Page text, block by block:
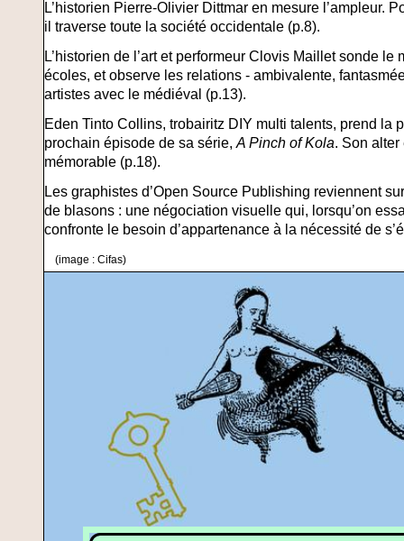
L’historien Pierre-Olivier Dittmar en mesure l’ampleur.
il traverse toute la société occidentale (p.8).
L’historien de l’art et performeur Clovis Maillet sonde le
écoles, et observe les relations - ambivalente,
artistes avec le médiéval (p.13).
Eden Tinto Collins, trobairitz DIY multi talents, prend la
prochain épisode de sa série, A Pinch of Kola. Son
mémorable (p.18).
Les graphistes d’Open Source Publishing reviennent
de blasons : une négociation visuelle qui, lorsqu’on
confronte le besoin d’appartenance à la nécessité de
(image : Cifas)